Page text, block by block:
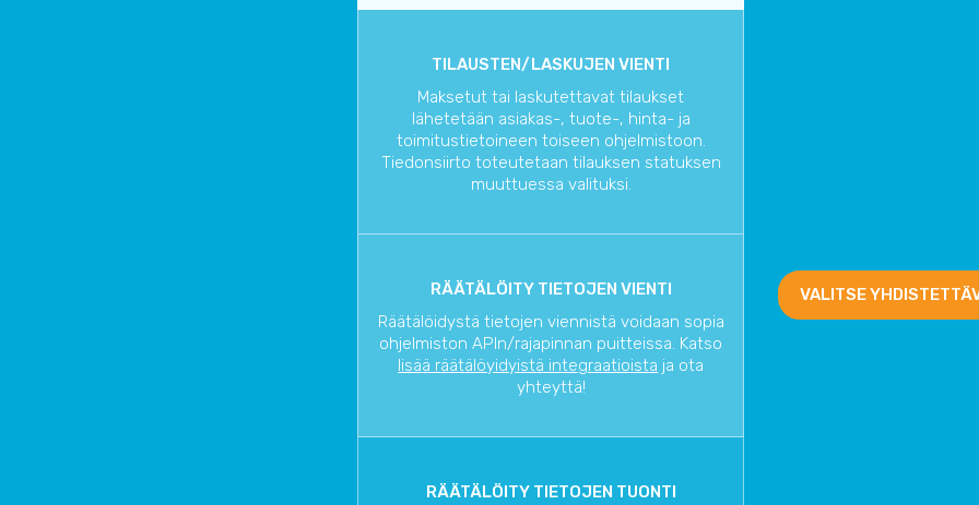
TILAUSTEN/LASKUJEN VIENTI
Maksetut tai laskutettavat tilaukset
lähetetään asiakas-, tuote-, hinta- ja
toimitustietoineen toiseen ohjelmistoon.
Tiedonsiirto toteutetaan tilauksen statuksen
muuttuessa valituksi.
RÄÄTÄLÖITY TIETOJEN VIENTI
Räätälöidystä tietojen viennistä voidaan sopia
ohjelmiston APIn/rajapinnan puitteissa. Katso
lisää räätälöyidyistä integraatioista ja ota
yhteyttä!
RÄÄTÄLÖITY TIETOJEN TUONTI
VALITSE